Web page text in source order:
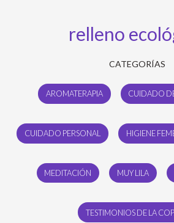
relleno
CATEGORÍAS
AROMATERAPIA CUIDADO
CUIDADO PERSONAL HIGIENE
MEDITACIÓN MUY LILA
TESTIMONIOS DE LA